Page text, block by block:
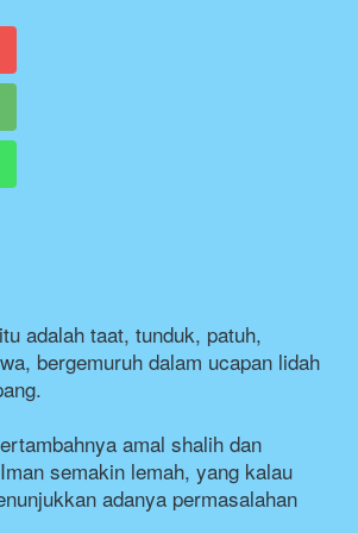
adalah taat, tunduk, patuh,
bergemuruh dalam ucapan lidah
amal shalih dan
semakin lemah, yang kalau
adanya permasalahan